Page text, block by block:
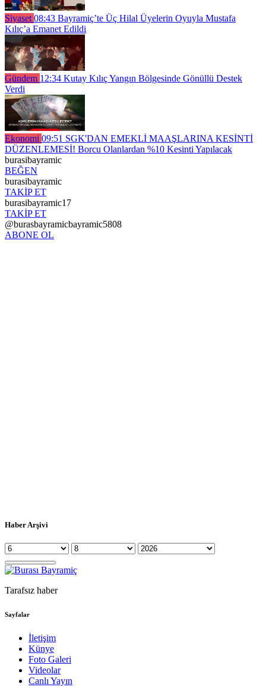
Siyaset 08:43 Bayramiç’te Üç Hilal Üyelerin Oyuyla Mustafa
Kılıç’a Emanet Edildi
Gündem 12:34 Kutay Kılıç Yangın Bölgesinde Gönüllü Destek
Verdi
Ekonomi 09:51 SGK'DAN EMEKLİ MAAŞLARINA KESİNTİ
DÜZENLEMESİ! Borcu Olanlardan %10 Kesinti Yapılacak
burasibayramic
BEĞEN
burasibayramic
TAKİP ET
burasibayramic17
TAKİP ET
@burasbayramicbayramic5808
ABONE OL
Haber Arşivi
Tarafsız haber
Sayfalar
İletişim
Künye
Foto Galeri
Videolar
Canlı Yayın